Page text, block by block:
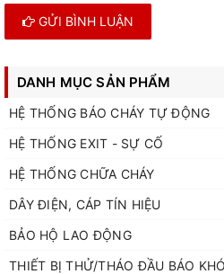
GỬI BÌNH LUẬN
DANH MỤC SẢN PHẨM
HỆ THỐNG BÁO CHÁY TỰ ĐỘNG
HỆ THỐNG EXIT - SỰ CỐ
HỆ THỐNG CHỮA CHÁY
DÂY ĐIỆN, CÁP TÍN HIỆU
BẢO HỘ LAO ĐỘNG
THIẾT BỊ THỬ/THÁO ĐẦU BÁO